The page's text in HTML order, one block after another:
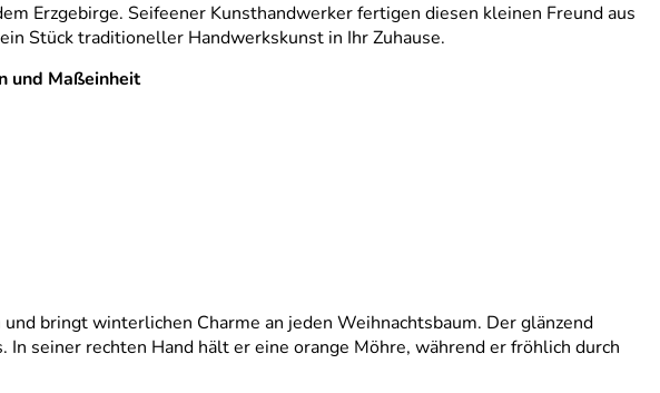
Erzgebirge. Seifeener Kunsthandwerker fertigen diesen kleinen Freund aus
Stück traditioneller Handwerkskunst in Ihr Zuhause.
und Maßeinheit
bringt winterlichen Charme an jeden Weihnachtsbaum. Der glänzend
seiner rechten Hand hält er eine orange Möhre, während er fröhlich durch